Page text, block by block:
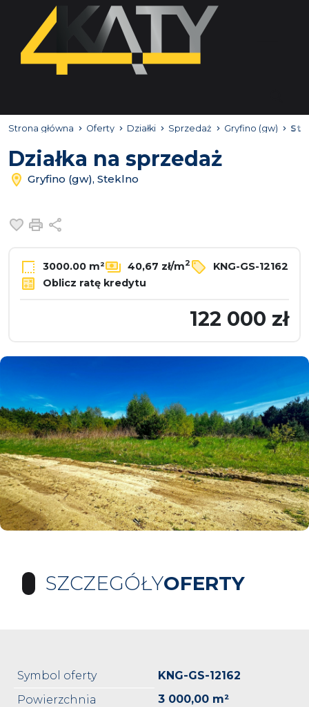
Strona główna Oferty Działki Sprzedaż Gryfino (gw)
Działka na sprzedaż
Gryfino (gw), Steklno
Dodaj do ulubionych
Drukuj
3000.00 m² 40,67 zł/m2
KNG-GS-12162
Oblicz ratę kredytu
122 000 zł
SZCZEGÓŁYOFERTY
Symbol oferty
KNG-GS-12162
Powierzchnia
3 000,00 m²